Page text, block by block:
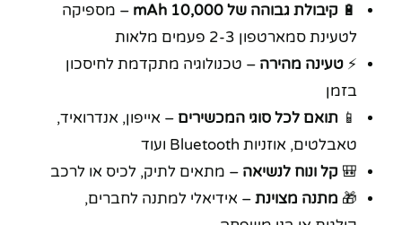
🔋 קיבולת גבוהה של 10,000 mAh
– מספיקה
לטעינת סמארטפון 2-3 פעמים מלאות
⚡ טעינה מהירה – טכנולוגיה מתקדמת לחיסכון
בזמן
📱 תואם לכל סוגי המכשירים – אייפון, אנדרואיד,
טאבלטים, אוזניות Bluetooth ועוד
🎒 קל ונוח לנשיאה – מתאים לתיק, לכיס או לרכב
🎁 מתנה מצוינת – אידיאלי למתנה לחברים,